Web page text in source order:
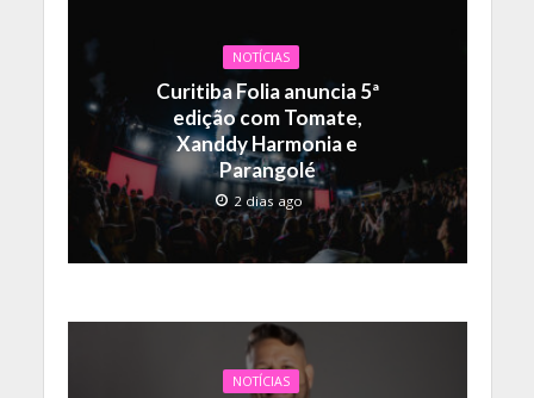
NOTÍCIAS
Curitiba Folia anuncia 5ª
edição com Tomate,
Xanddy Harmonia e
Parangolé
2 dias ago
NOTÍCIAS